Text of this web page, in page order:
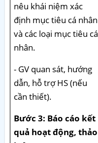
nêu khái niệm xác
định mục tiêu cá nhân
và các loại mục tiêu cá
nhân.
- GV quan sát, hướng
dẫn, hỗ trợ HS (nếu
cần thiết).
Bước 3: Báo cáo kết
quả hoạt động, thảo